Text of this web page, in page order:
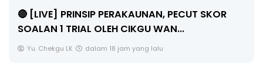
SKOR
PAHLAWAN DIGITAL PENYELAMAT
Unknown 5 hari yang lalu